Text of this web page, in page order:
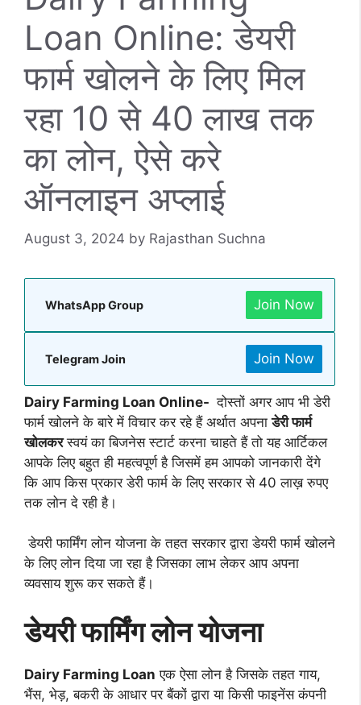
Loan Online: डेयरी
फार्म खोलने के लिए मिल
रहा 10 से 40 लाख तक
का लोन, ऐसे करे
ऑनलाइन अप्लाई
August 3, 2024 by Rajasthan Suchna
WhatsApp Group Join Now
Telegram Join Join Now
Dairy Farming Loan Online- दोस्तों अगर आप भी डेरी
फार्म खोलने के बारे में विचार कर रहे हैं अर्थात अपनाडेरी फार्म
खोलकरस्वयं का बिजनेस स्टार्ट करना चाहते हैं तो यह आर्टिकल
आपके लिए बहुत ही महत्वपूर्ण है जिसमें हम आपको जानकारी देंगे
कि आप किस प्रकार डेरी फार्म के लिए सरकार से 40 लाख़ रुपए
तक लोन दे रही है।
डेयरी फार्मिंग लोन योजना के तहत सरकार द्वारा डेयरी फार्म खोलने
के लिए लोन दिया जा रहा है जिसका लाभ लेकर आप अपना
व्यवसाय शुरू कर सकते हैं।
डेयरीफार्मिंगलोनयोजना
Dairy Farming Loan एक ऐसा लोन है जिसके तहत गाय,
भैंस, भेड़, बकरी के आधार पर बैंकों द्वारा या किसी फाइनेंस कंपनी